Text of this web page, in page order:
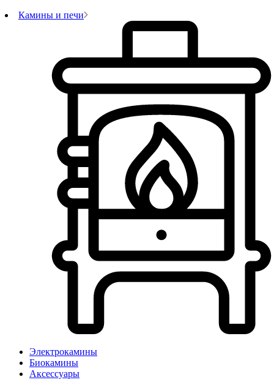
Камины и печи
Электрокамины
Биокамины
Аксессуары